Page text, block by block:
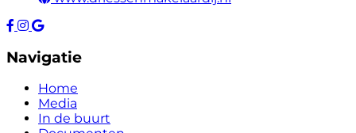
Navigatie
Home
Media
In de buurt